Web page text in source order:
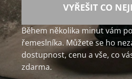
VYŘEŠIT CO
Během několika minut vám
řemeslníka. Můžete se ho
dostupnost, cenu a vše, co
zdarma.